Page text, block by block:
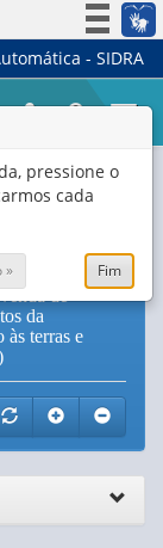
- SIDRA
na
da silvicultura,
de
da
terras e
pressione o
cada
» Fim